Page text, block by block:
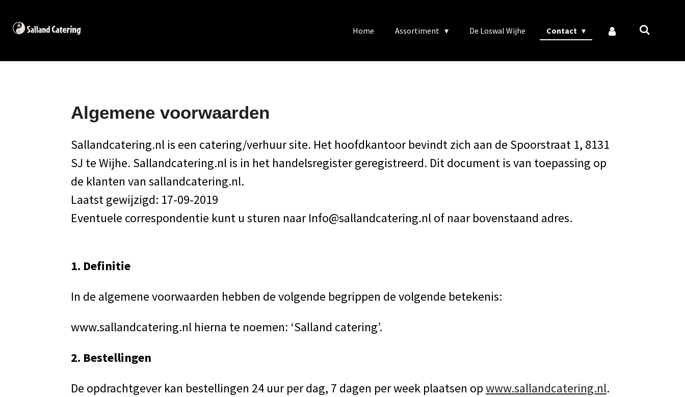
direct
Home Assortiment De Loswal Wijhe Contact
Algemene voorwaarden
Sallandcatering.nl is een catering/verhuur site. Het hoofdkantoor bevindt zich aan de Spoorstraat 1, 8131
SJ te Wijhe. Sallandcatering.nl is in het handelsregister geregistreerd. Dit document is van toepassing op
de klanten van sallandcatering.nl.
Laatst gewijzigd: 17-09-2019
Eventuele correspondentie kunt u sturen naar Info@sallandcatering.nl of naar bovenstaand adres.
1. Definitie
In de algemene voorwaarden hebben de volgende begrippen de volgende betekenis:
www.sallandcatering.nl hierna te noemen: ‘Salland catering’.
2. Bestellingen
De opdrachtgever kan bestellingen 24 uur per dag, 7 dagen per week plaatsen opwww.sallandcatering.nl.